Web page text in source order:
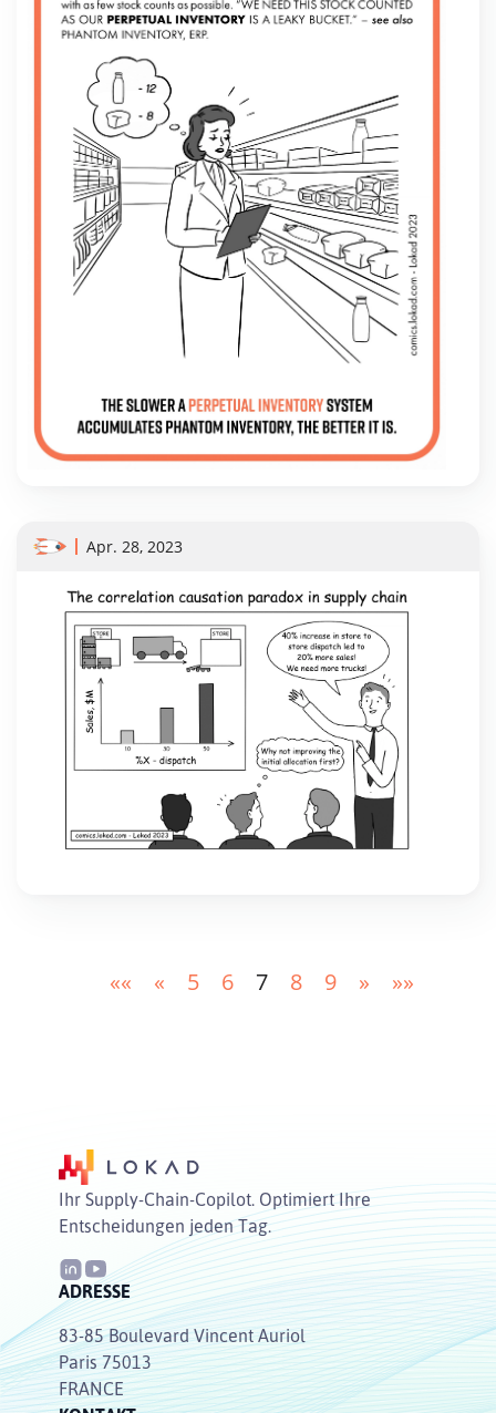
Apr. 28, 2023
«« « 5 6 7 8 9 » »»
Ihr Supply-Chain-Copilot. Optimiert Ihre
Entscheidungen jeden Tag.
ADRESSE
83-85 Boulevard Vincent Auriol
Paris 75013
FRANCE